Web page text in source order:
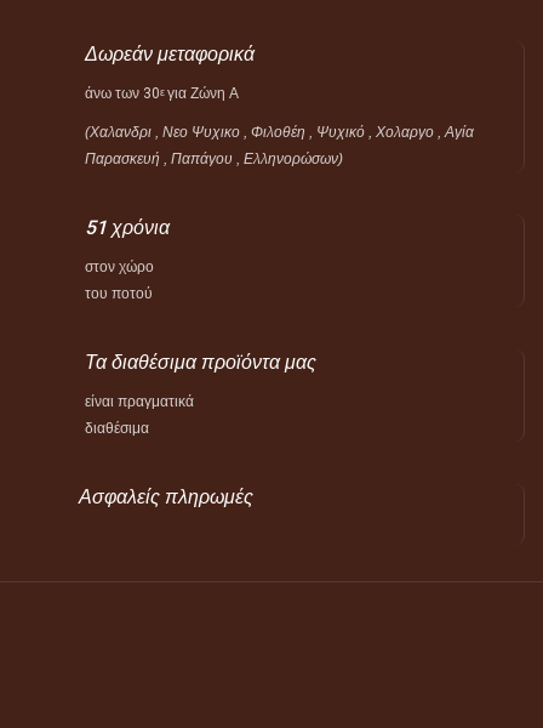
Δωρεάν μεταφορικά
άνω των 30ε για Ζώνη Α
(Χαλανδρι , Νεο Ψυχικο , Φιλοθέη , Ψυχικό , Χολαργο , Αγία
Παρασκευή , Παπάγου , Ελληνορώσων)
51 χρόνια
στον χώρο
του ποτού
Τα διαθέσιμα προϊόντα μας
είναι πραγματικά
διαθέσιμα
Ασφαλείς πληρωμές